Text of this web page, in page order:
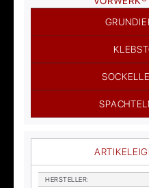
HER­STEL­LER: